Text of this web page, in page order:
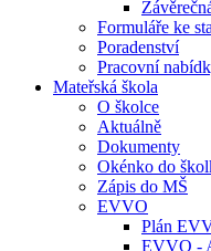
Formuláře ke
Poradenství
Pracovní
Mateřská škola
O školce
Aktuálně
Dokumenty
Okénko do
Zápis do MŠ
EVVO
Plán
EVVO -